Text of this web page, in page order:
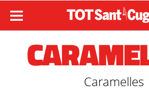
Caramelles